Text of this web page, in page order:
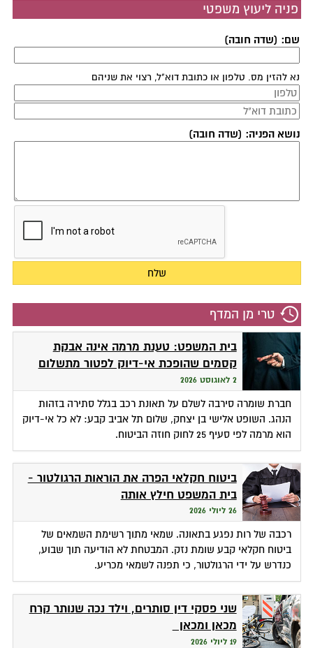
פניה ליעוץ משפטי
שם: (שדה חובה)
נא להזין מס. טלפון או כתובת דוא"ל, רצוי את שניהם
נושא הפניה: (שדה חובה)
טרי מן המדף
בית המשפט: טענת מרמה אינה אבקת
קסמים שהופכת אי-דיוק לפטור מתשלום
2 לאוגוסט 2026
חברת שומרה סירבה לשלם על תאונת רכב בגלל סתירה בזהות
הנהג. השופט אלישי בן יצחק, שלום תל אביב קבע: לא כל אי-דיוק
הוא מרמה לפי סעיף 25 לחוק חוזה הביטוח.
ביטוח חקלאי הפרה את הוראות הרגולטור -
בית המשפט חילץ אותה
26 ליולי 2026
רכבה של רות נפגע בתאונה. שמאי מתוך רשימת השמאים של
ביטוח חקלאי קבע שומת נזק. המבטחת לא הודיעה תוך שבוע,
כנדרש על ידי הרגולטור, כי תפנה לשמאי מכריע.
שני פסקי דין סותרים, וילד נכה שנותר קרח
מכאן ומכאן
19 ליולי 2026